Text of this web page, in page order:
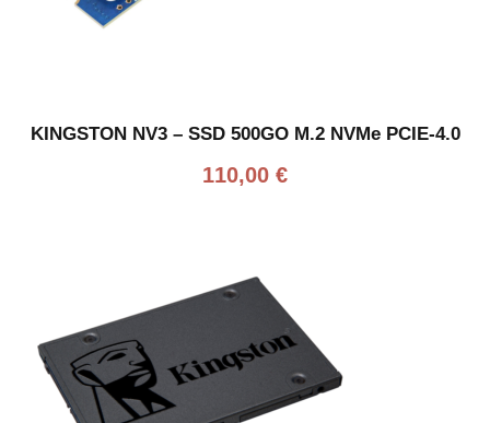
KINGSTON NV3 – SSD 500GO M.2 NVMe PCIE-4.0
110,00 €